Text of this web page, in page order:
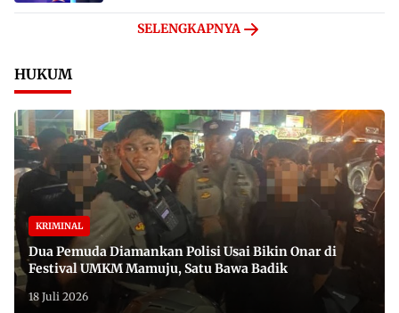
SELENGKAPNYA
HUKUM
KRIMINAL
Dua Pemuda Diamankan Polisi Usai Bikin Onar di
Festival UMKM Mamuju, Satu Bawa Badik
18 Juli 2026